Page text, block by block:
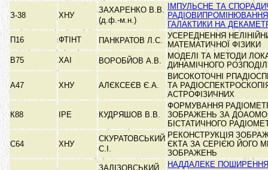
З-38 ХНУ
ЗАХАРЕНКО В.В.
(д.ф.-м.н.)
ІМПУЛЬСНЕ ТА
ГАЛАКТИКИ НА
П16
ФТІНТ ПАНКРАТОВ Л.С.
УСЕРЕДНЕННЯ
МАТЕМАТИЧНОЇ ФІЗИКИ
В75
ХАІ ВОРОБЙОВ А.В.
МОДЕЛІ ТА МЕТОДИ
ДИНАМІЧНОГО
А47 ХНУ АЛЄКСЕЄВ Є.А.
ВИСОКОТОЧНІ
ТА
АСТРОФІЗИЧНИХ
К88 ІРЕ КУДРЯШОВ В.В.
ФОРМУВАННЯ
ЗОБРАЖЕНЬ ЗА
БІСТАТИЧНОГО
С64 ХНУ
СКУРАТОВСЬКИЙ
С.І.
РЕКОНСТРУКЦІЯ
ЄКТА ЗА СЕРІЄЮ ЙОГО
ЗОБРАЖЕНЬ
ЗАЛІЗОВСЬКИЙ
НАДДАЛЕКЕ